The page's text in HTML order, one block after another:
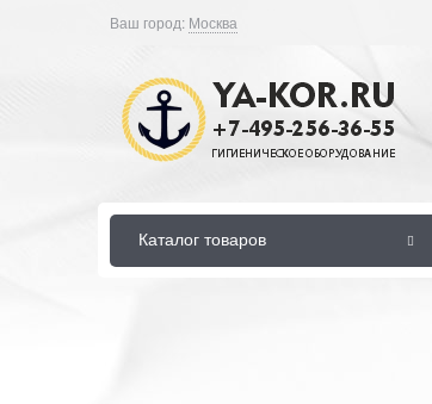
Ваш город: Москва
Каталог товаров